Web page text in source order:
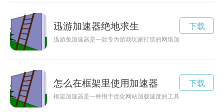
迅游加速器绝地求生
迅游兔加速器是一款专为游戏玩家打造的网络加速器，能够有
下载
怎么在框架里使用加速器
框架加速器是一种用于优化网站加载速度的工具，通过对网站
下载